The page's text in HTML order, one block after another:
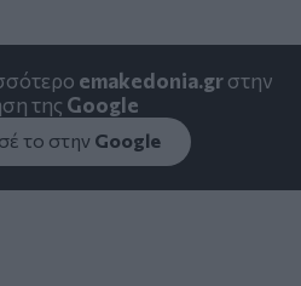
emakedonia.grστην
της Google
το στην Google